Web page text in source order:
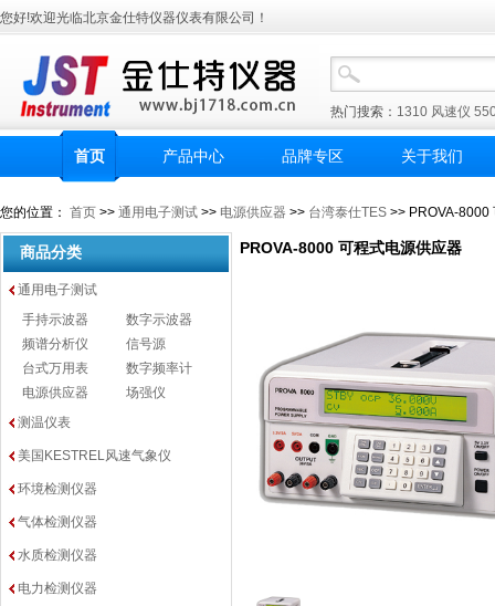
您好!欢迎光临北京金仕特仪器仪表有限公司！
热门搜索： 1310 风速仪
首页 产品中心 品牌专区 关于我们
您的位置： 首页 >> 通用电子测试 >> 电源供应器 >> 台湾泰仕TES >> PROVA-8000
商品分类
通用电子测试
手持示波器
数字示波器
频谱分析仪
信号源
台式万用表
数字频率计
电源供应器
场强仪
测温仪表
美国KESTREL风速气象仪
环境检测仪器
气体检测仪器
水质检测仪器
电力检测仪器
PROVA-8000 可程式电源供应器